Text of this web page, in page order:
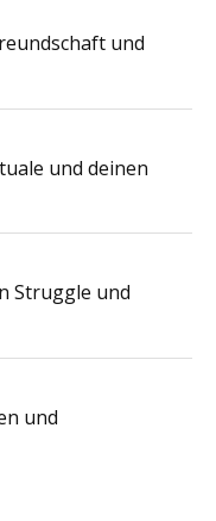
und
und deinen
Struggle und
und